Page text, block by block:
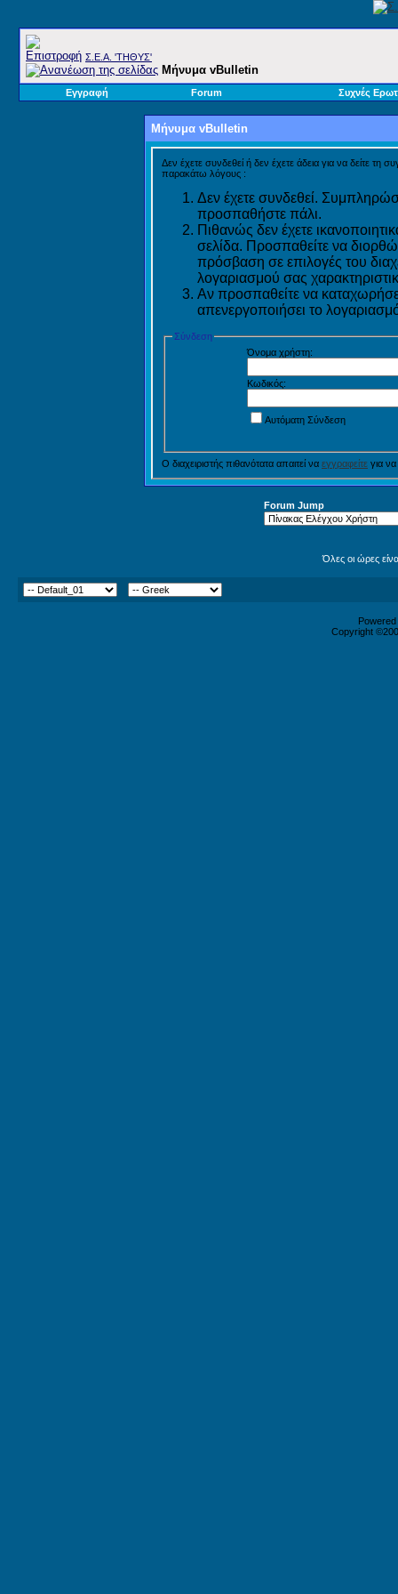
Σ.E.A. 'ΤΗΘΥΣ'
Μήνυμα vBulletin
Εγγραφή Forum Συχνές
Μήνυμα vBulletin
Δεν έχετε συνδεθεί ή δεν έχετε άδεια για να δείτε τη
παρακάτω λόγους :
Δεν έχετε συνδεθεί.
προσπαθήστε πάλι.
Πιθανώς δεν έχετε
σελίδα. Προσπαθείτε να
πρόσβαση σε επιλογές του
λογαριασμού σας
Αν προσπαθείτε να
απενεργοποιήσει το
Σύνδεση
Όνομα χρήστη:
Κωδικός:
Αυτόματη Σύνδεση
Ο διαχειριστής πιθανότατα απαιτεί να εγγραφείτε για
Forum Jump
Όλες οι ώρες
Copyright